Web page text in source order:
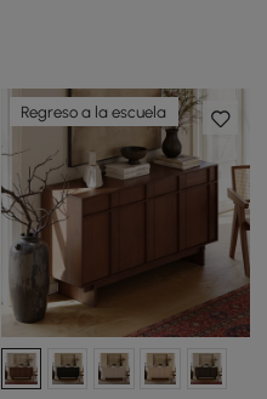
Regreso a la escuela